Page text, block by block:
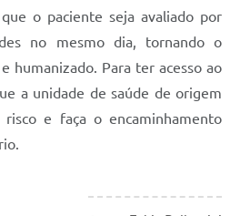
o paciente seja avaliado por
no mesmo dia, tornando o
humanizado. Para ter acesso ao
a unidade de saúde de origem
e faça o encaminhamento